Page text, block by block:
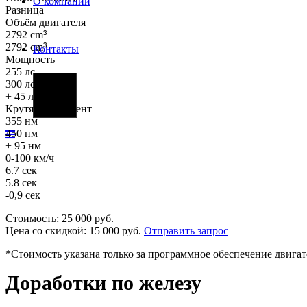
Контакты
Разница
Объём двигателя
2792 cm³
2792 cm³
Мощность
255 лс
300 лс
+ 45 лс
Крутящий момент
355 нм
450 нм
+ 95 нм
0-100 км/ч
6.7 сек
5.8 сек
-0,9 сек
Стоимость: 25 000руб.
Цена со скидкой: 15 000 руб. Отправить запрос
*Стоимость указана только за программное обеспечение
Доработки по железу